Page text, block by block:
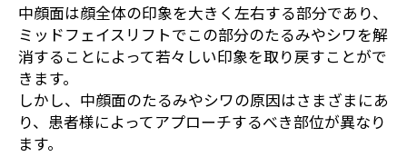
中顔面は顔全体の印象を大きく左右する部分であり、
ミッドフェイスリフトでこの部分のたるみやシワを解
消することによって若々しい印象を取り戻すことがで
きます。
しかし、中顔面のたるみやシワの原因はさまざまにあ
り、患者様によってアプローチするべき部位が異なり
ます。